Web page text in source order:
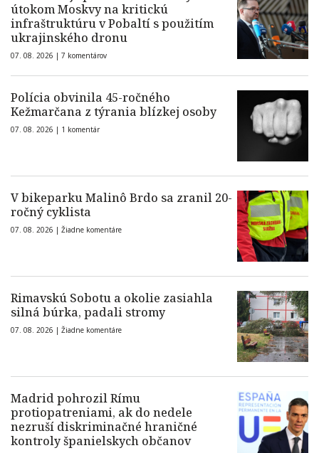
útokom Moskvy na kritickú
infraštruktúru v Pobaltí s použitím
ukrajinského dronu
07. 08. 2026 | 7 komentárov
Polícia obvinila 45-ročného
Kežmarčana z týrania blízkej osoby
07. 08. 2026 | 1 komentár
V bikeparku Malinô Brdo sa zranil 20-
ročný cyklista
07. 08. 2026 | Žiadne komentáre
Rimavskú Sobotu a okolie zasiahla
silná búrka, padali stromy
07. 08. 2026 | Žiadne komentáre
Madrid pohrozil Rímu
protiopatreniami, ak do nedele
nezruší diskriminačné hraničné
kontroly španielskych občanov